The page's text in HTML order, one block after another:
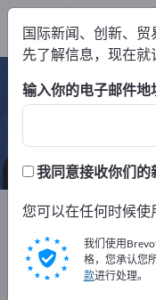
商店装备 – 查
35
Exportpages 公司
在
国际新闻、创新、
先了解信息，现在就
输入你的电子邮件地
我同意接收你们的
您可以在任何时候使
我们使用
格，您承认您
款进行处理。